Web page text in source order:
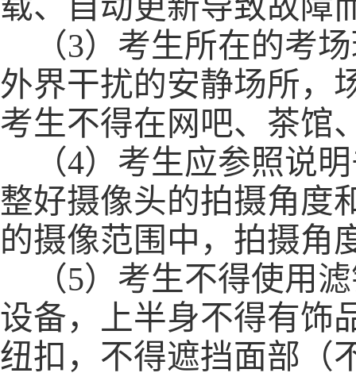
（3） 考生所在的考场
外界干扰的安静场所，
考生不得在网吧、茶馆
（4）考生应参照说
整好摄像头的拍摄角度
的摄像范围中 ，拍摄角
（5） 考生不得使用
设备， 上半身不得有饰
纽扣，不得遮挡面部（